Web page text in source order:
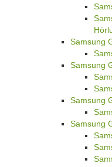
Samsung
Samsung
Samsung
Samsung